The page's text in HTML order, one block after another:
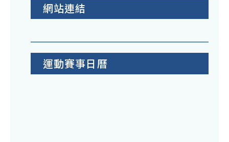
網站連結
運動賽事日曆